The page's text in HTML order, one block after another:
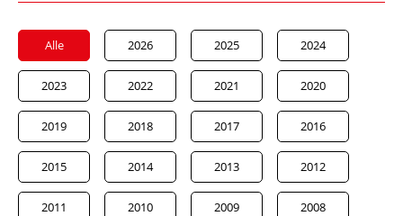
Alle 2026 2025 2024
2023 2022 2021 2020
2019 2018 2017 2016
2015 2014 2013 2012
2011 2010 2009 2008